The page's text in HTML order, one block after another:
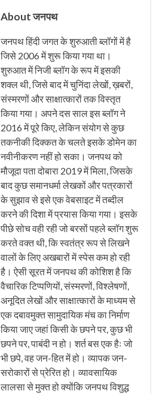
About जनपथ
जनपथ हिंदी जगत के शुरुआती ब्लॉगों में है
जिसे 2006 में शुरू किया गया था।
शुरुआत में निजी ब्लॉग के रूप में इसकी
शक्ल थी, जिसे बाद में चुनिंदा लेखों, ख़बरों,
संस्मरणों और साक्षात्कारों तक विस्तृत
किया गया। अपने दस साल इस ब्लॉग ने
2016 में पूरे किए, लेकिन संयोग से कुछ
तकनीकी दिक्कत के चलते इसके डोमेन का
नवीनीकरण नहीं हो सका। जनपथ को
मौजूदा पता दोबारा 2019 में मिला, जिसके
बाद कुछ समानधर्मा लेखकों और पत्रकारों
के सुझाव से इसे एक वेबसाइट में तब्दील
करने की दिशा में प्रयास किया गया। इसके
पीछे सोच वही रही जो बरसों पहले ब्लॉग शुरू
करते वक्त थी, कि स्वतंत्र रूप से लिखने
वालों के लिए अखबारों में स्पेस कम हो रही
है। ऐसी सूरत में जनपथ की कोशिश है कि
वैचारिक टिप्पणियों, संस्मरणों, विश्लेषणों,
अनूदित लेखों और साक्षात्कारों के माध्यम से
एक दबावमुक्त सामुदायिक मंच का निर्माण
किया जाए जहां किसी के छपने पर, कुछ भी
छपने पर, पाबंदी न हो। शर्त बस एक हैः जो
भी छपे, वह जन-हित में हो। व्यापक जन-
सरोकारों से प्रेरित हो। व्यावसायिक
लालसा से मुक्त हो क्योंकि जनपथ विशुद्ध